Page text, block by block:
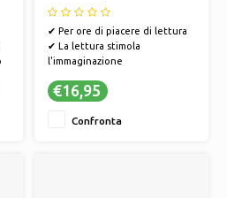
Fellowes
✔ Per ore di piacere di lettura
✔ La lettura stimola
l'immaginazione
verso altri mondi
€16,95
Confronta